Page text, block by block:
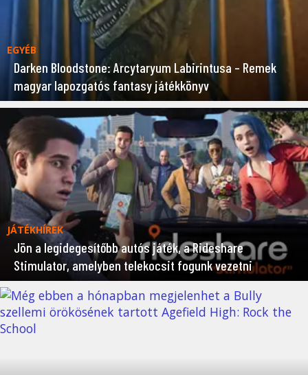
EGYÉB
Darken Bloodstone: Arcytaryum Labirintusa – Remek
magyar lapozgatós fantasy játékkönyv
JÁTÉKHÍREK
Jön a legidegesítőbb autós játék, a Rideshare
Stimulator, amelyben telekocsit fogunk vezetni